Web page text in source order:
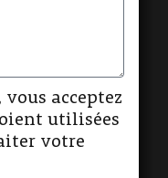
vous acceptez
utilisées
votre